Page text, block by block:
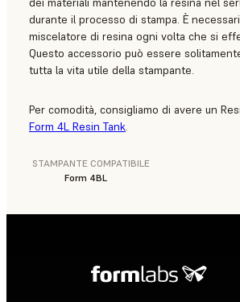
durante il processo di stampa. È
miscelatore di resina ogni volta che si
Questo accessorio può essere
tutta la vita utile della stampante.
Per comodità, consigliamo di avere un
Form 4L Resin Tank.
STAMPANTE COMPATIBILE
Form 4BL